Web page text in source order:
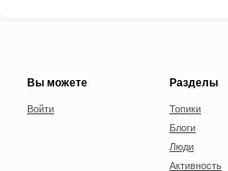
Вы можете
Войти
Разделы
Топики
Блоги
Люди
Активность